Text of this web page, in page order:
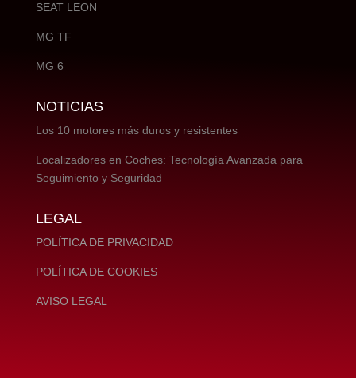
SEAT LEON
MG TF
MG 6
NOTICIAS
Los 10 motores más duros y resistentes
Localizadores en Coches: Tecnología Avanzada para
Seguimiento y Seguridad
LEGAL
POLÍTICA DE PRIVACIDAD
POLÍTICA DE COOKIES
AVISO LEGAL